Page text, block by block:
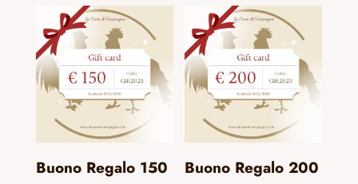
Buono Regalo 150 Buono Regalo 200